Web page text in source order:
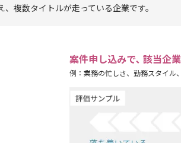
、複数タイトルが走っている企業です。
案件申し込みで､ 該当企
例：業務の忙しさ、勤務スタイル